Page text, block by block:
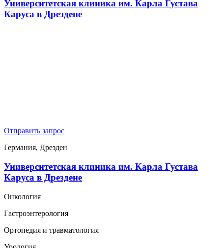
Университетская клиника им. Карла Густава
Каруса в Дрездене
Отправить запрос
Германия, Дрезден
Университетская клиника им. Карла Густава
Каруса в Дрездене
Онкология
Гастроэнтерология
Ортопедия и травматология